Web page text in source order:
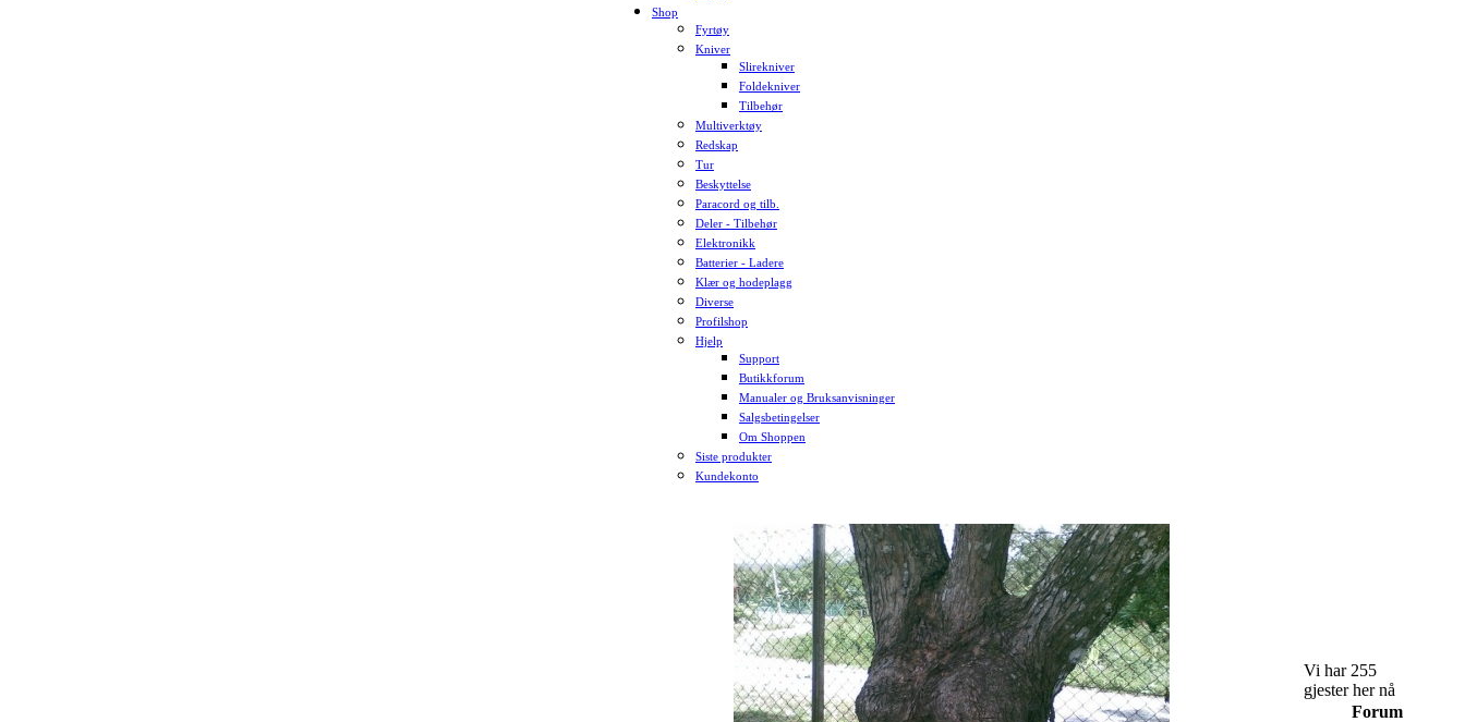
Shop
Fyrtøy
Kniver
Slirekniver
Foldekniver
Tilbehør
Multiverktøy
Redskap
Tur
Beskyttelse
Paracord og tilb.
Deler - Tilbehør
Elektronikk
Batterier - Ladere
Klær og hodeplagg
Diverse
Profilshop
Hjelp
Support
Butikkforum
Manualer og Bruksanvisninger
Salgsbetingelser
Om Shoppen
Siste produkter
Kundekonto
Vi har 255
gjester her nå
Forum